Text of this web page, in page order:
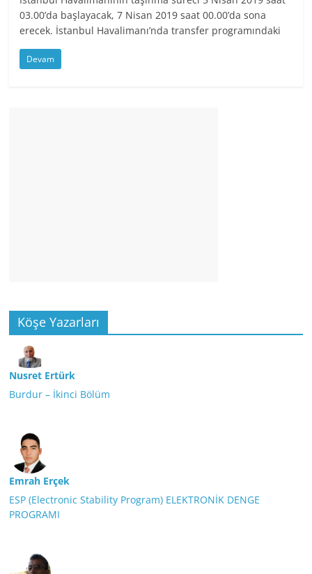
03.00’da başlayacak, 7 Nisan 2019 saat 00.00’da sona
erecek. İstanbul Havalimanı’nda transfer programındaki
Devam
Köşe Yazarları
Nusret Ertürk
Burdur – İkinci Bölüm
Emrah Erçek
ESP (Electronic Stability Program) ELEKTRONİK DENGE
PROGRAMI